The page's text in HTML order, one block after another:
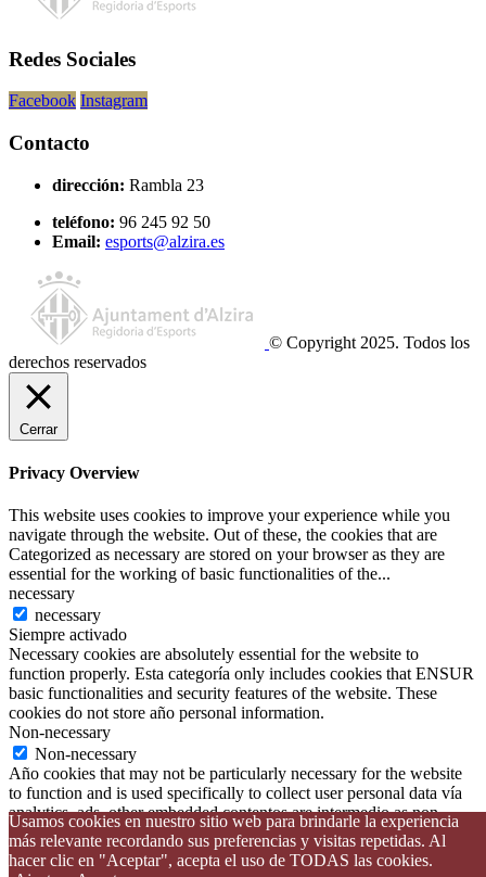
Redes Sociales
Facebook Instagram
Contacto
dirección: Rambla 23
teléfono: 96 245 92 50
Email: esports@alzira.es
© Copyright 2025. Todos los
derechos reservados
Usamos cookies en nuestro sitio web para brindarle la experiencia
más relevante recordando sus preferencias y visitas repetidas. Al
hacer clic en "Aceptar", acepta el uso de TODAS las cookies.
Cerrar
Privacy Overview
This website uses cookies to improve your experience while you
navigate through the website. Out of these, the cookies that are
Categorized as necessary are stored on your browser as they are
essential for the working of basic functionalities of the...
necessary
necessary
Siempre activado
Necessary cookies are absolutely essential for the website to
function properly. Esta categoría only includes cookies that ENSUR
basic functionalities and security features of the website. These
cookies do not store año personal information.
Non-necessary
Non-necessary
Año cookies that may not be particularly necessary for the website
to function and is used specifically to collect user personal data vía
analytics, ads, other embedded contentos are intermedio as non-
necessary cookies. It is mandatory to procure user consiente prior to
running these cookies on your website.
GUARDAR Y ACEPTAR